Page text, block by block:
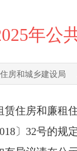
年公
房和城乡建设局
房和廉租住
〕32号的